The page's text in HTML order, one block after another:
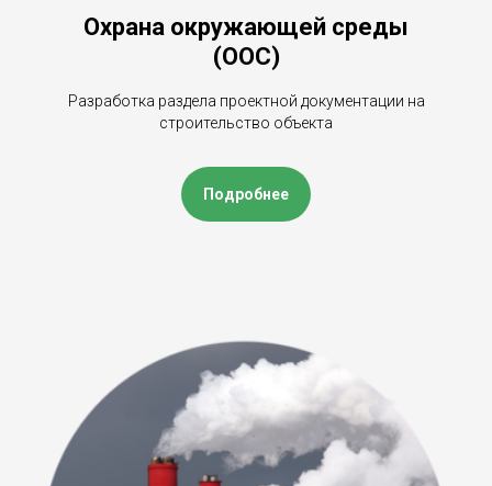
Охрана окружающей среды
(ООС)
Разработка раздела проектной документации на
строительство объекта
Подробнее